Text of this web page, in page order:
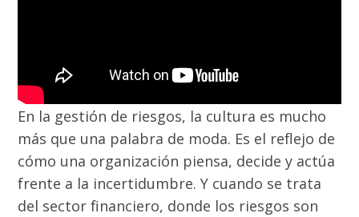
En la gestión de riesgos, la cultura es mucho
más que una palabra de moda. Es el reflejo de
cómo una organización piensa, decide y actúa
frente a la incertidumbre. Y cuando se trata
del sector financiero, donde los riesgos son